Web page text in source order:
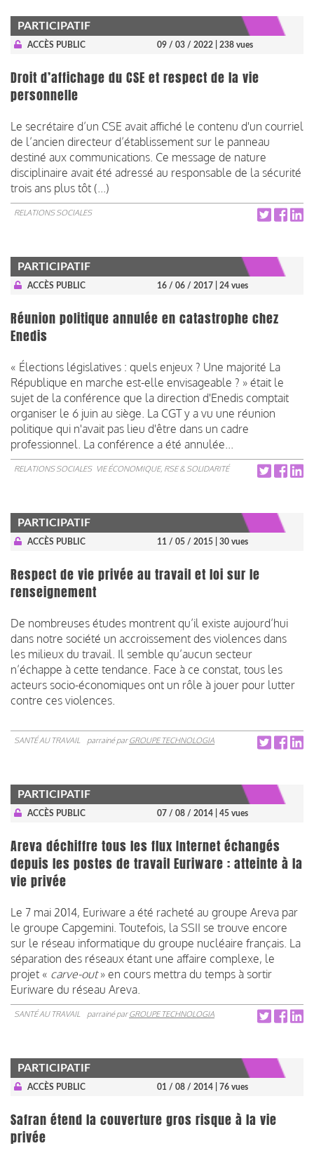
PARTICIPATIF
ACCÈS PUBLIC 09 / 03 / 2022 | 238 vues
Droit d’affichage du CSE et respect de la vie
personnelle
Le secrétaire d’un CSE avait affiché le contenu d'un courriel
de l’ancien directeur d’établissement sur le panneau
destiné aux communications. Ce message de nature
disciplinaire avait été adressé au responsable de la sécurité
trois ans plus tôt (...)
RELATIONS SOCIALES
PARTICIPATIF
ACCÈS PUBLIC 16 / 06 / 2017 | 24 vues
Réunion politique annulée en catastrophe chez
Enedis
« Élections législatives : quels enjeux ? Une majorité La
République en marche est-elle envisageable ? » était le
sujet de la conférence que la direction d'Enedis comptait
organiser le 6 juin au siège. La CGT y a vu une réunion
politique qui n'avait pas lieu d'être dans un cadre
professionnel. La conférence a été annulée...
RELATIONS SOCIALES VIE ÉCONOMIQUE, RSE & SOLIDARITÉ
PARTICIPATIF
ACCÈS PUBLIC 11 / 05 / 2015 | 30 vues
Respect de vie privée au travail et loi sur le
renseignement
De nombreuses études montrent qu’il existe aujourd’hui
dans notre société un accroissement des violences dans
les milieux du travail. Il semble qu’aucun secteur
n’échappe à cette tendance. Face à ce constat, tous les
acteurs socio-économiques ont un rôle à jouer pour lutter
contre ces violences.
SANTÉ AU TRAVAIL parrainé parGROUPE TECHNOLOGIA
PARTICIPATIF
ACCÈS PUBLIC 07 / 08 / 2014 | 45 vues
Areva déchiffre tous les flux Internet échangés
depuis les postes de travail Euriware : atteinte à la
vie privée
Le 7 mai 2014, Euriware a été racheté au groupe Areva par
le groupe Capgemini. Toutefois, la SSII se trouve encore
sur le réseau informatique du groupe nucléaire français. La
séparation des réseaux étant une affaire complexe, le
projet « carve-out» en cours mettra du temps à sortir
Euriware du réseau Areva.
SANTÉ AU TRAVAIL parrainé parGROUPE TECHNOLOGIA
PARTICIPATIF
ACCÈS PUBLIC 01 / 08 / 2014 | 76 vues
Safran étend la couverture gros risque à la vie
privée